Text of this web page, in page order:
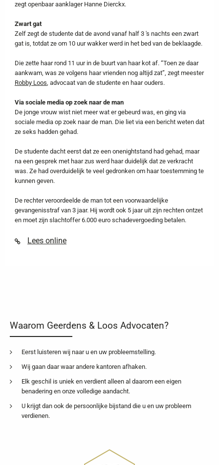
zegt openbaar aanklager Hanne Dierckx.
Zwart gat
Zelf zegt de studente dat de avond vanaf half 3 's nachts een zwart
gat is, totdat ze om 10 uur wakker werd in het bed van de beklaagde.
Die zette haar rond 11 uur in de buurt van haar kot af. “Toen ze daar
aankwam, was ze volgens haar vrienden nog altijd zat”, zegt meester
Robby Loos, advocaat van de studente en haar ouders.
Via sociale media op zoek naar de man
De jonge vrouw wist niet meer wat er gebeurd was, en ging via
sociale media op zoek naar de man. Die liet via een bericht weten dat
ze seks hadden gehad.
De studente dacht eerst dat ze een onenightstand had gehad, maar
na een gesprek met haar zus werd haar duidelijk dat ze verkracht
was. Ze had overduidelijk te veel gedronken om haar toestemming te
kunnen geven.
De rechter veroordeelde de man tot een voorwaardelijke
gevangenisstraf van 3 jaar. Hij wordt ook 5 jaar uit zijn rechten ontzet
en moet zijn slachtoffer 6.000 euro schadevergoeding betalen.
Lees online
Waarom Geerdens & Loos Advocaten?
Eerst luisteren wij naar u en uw probleemstelling.
Wij gaan daar waar andere kantoren afhaken.
Elk geschil is uniek en verdient alleen al daarom een eigen
benadering en onze volledige aandacht.
U krijgt dan ook de persoonlijke bijstand die u en uw probleem
verdienen.